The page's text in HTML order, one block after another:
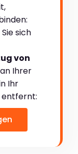
sich
von
Ihrer
Ihr
entfernt: